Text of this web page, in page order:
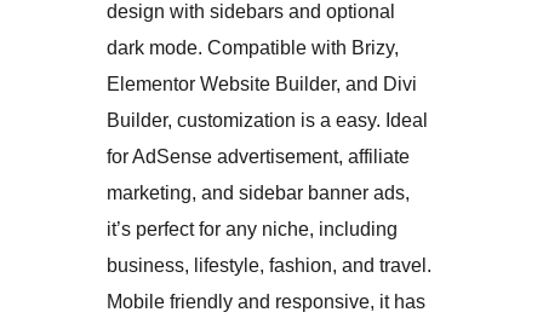
design with sidebars and optional
dark mode. Compatible with Brizy,
Elementor Website Builder, and Divi
Builder, customization is a easy. Ideal
for AdSense advertisement, affiliate
marketing, and sidebar banner ads,
it’s perfect for any niche, including
business, lifestyle, fashion, and travel.
Mobile friendly and responsive, it has